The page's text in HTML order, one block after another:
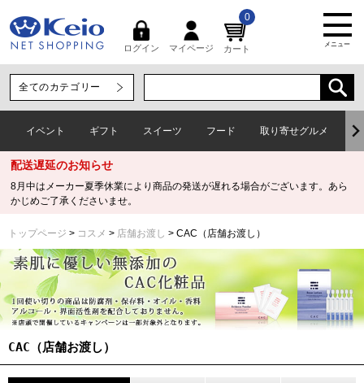
ログイン マイページ カート
0
メニュー
イベント ギフト スイーツ フード 取り寄せグルメ
配送遅延のお知らせ
8月中はメーカー夏季休業により商品の発送が遅れる場合がございます。あら
かじめご了承くださいませ。
トップページ コスメ 店舗お渡し CAC（店舗お渡し）
CAC（店舗お渡し）